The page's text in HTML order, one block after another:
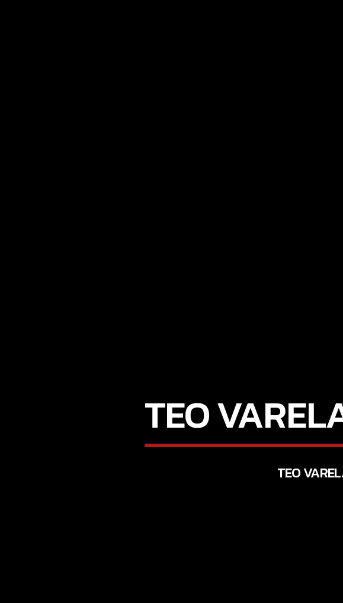
TEO
TEO